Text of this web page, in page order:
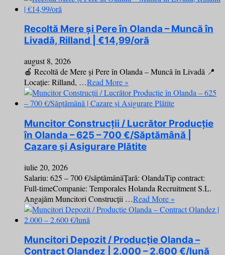
Recoltă Mere și Pere în Olanda – Muncă în
Livadă, Rilland | €14,99/oră
august 8, 2026
🍎 Recoltă de Mere și Pere în Olanda – Muncă în Livadă 📍
Locație: Rilland, …Read More »
Muncitor Construcții / Lucrător Producție
în Olanda – 625 – 700 €/Săptămână |
Cazare și Asigurare Plătite
iulie 20, 2026
Salariu: 625 – 700 €/săptămânăȚară: OlandaTip contract:
Full-timeCompanie: Temporales Holanda Recruitment S.L.
Angajăm Muncitori Construcții …Read More »
Muncitori Depozit / Producție Olanda –
Contract Olandez | 2.000 – 2.600 €/lună